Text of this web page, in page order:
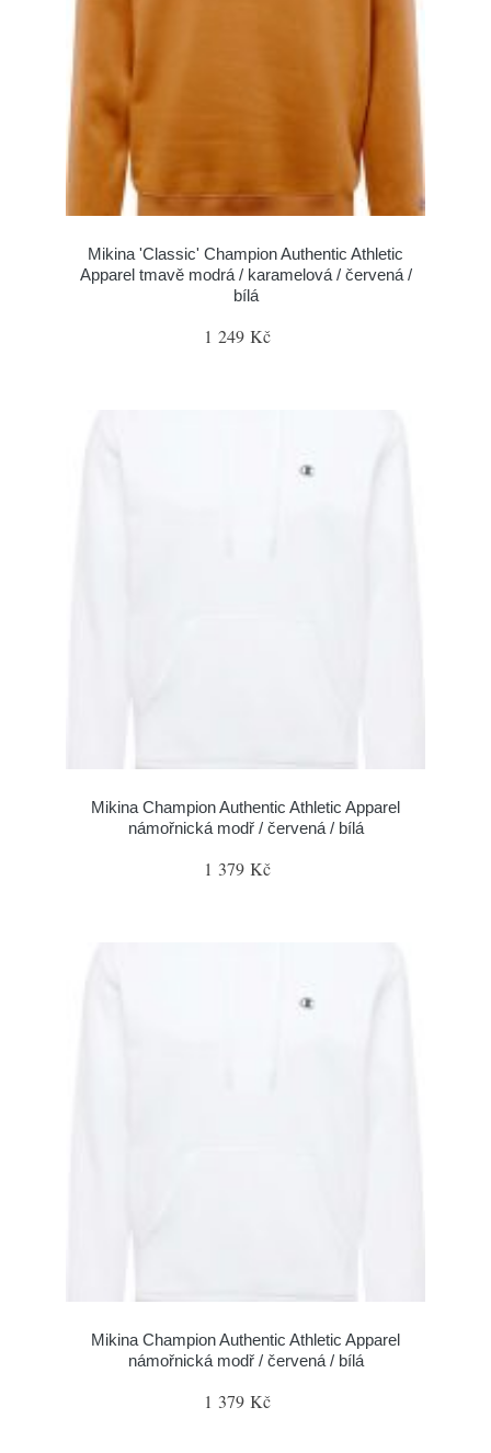
Mikina 'Classic' Champion Authentic Athletic
Apparel tmavě modrá / karamelová / červená /
bílá
1 249 Kč
Mikina Champion Authentic Athletic Apparel
námořnická modř / červená / bílá
1 379 Kč
Mikina Champion Authentic Athletic Apparel
námořnická modř / červená / bílá
1 379 Kč